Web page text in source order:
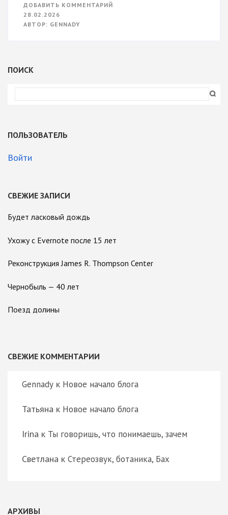
ДОБАВИТЬ КОММЕНТАРИЙ
28.02.2026
АВТОР: GENNADY
ПОИСК
ПОЛЬЗОВАТЕЛЬ
Войти
СВЕЖИЕ ЗАПИСИ
Будет ласковый дождь
Ухожу с Evernote после 15 лет
Реконструкция James R. Thompson Center
Чернобыль — 40 лет
Поезд долины
СВЕЖИЕ КОММЕНТАРИИ
Gennady к Новое начало блога
Татьяна к Новое начало блога
Irina к Ты говоришь, что понимаешь, зачем
Светлана к Стереозвук, ботаника, Бах
АРХИВЫ